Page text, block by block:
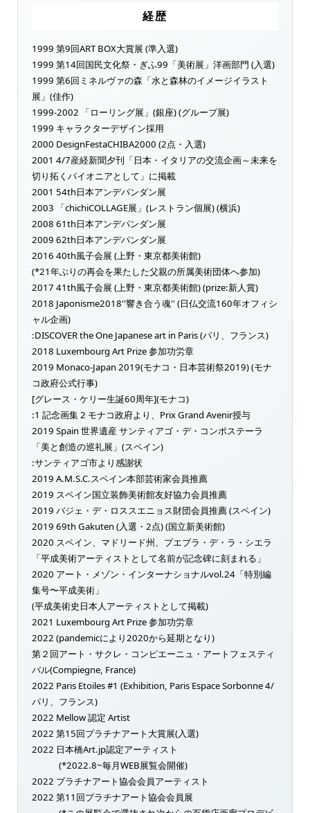
経歴
1999 第9回ART BOX大賞展 (準入選)
1999 第14回国民文化祭・ぎふ99「美術展」洋画部門 (入選)
1999 第6回ミネルヴァの森「水と森林のイメージイラスト
展」(佳作)
1999-2002 「ローリング展」(銀座) (グループ展)
1999 キャラクターデザイン採用
2000 DesignFestaCHIBA2000 (2点・入選)
2001 4/7産経新聞夕刊「日本・イタリアの交流企画～未来を
切り拓くパイオニアとして」に掲載
2001 54th日本アンデパンダン展
2003 「chichiCOLLAGE展」(レストラン個展) (横浜)
2008 61th日本アンデパンダン展
2009 62th日本アンデパンダン展
2016 40th風子会展 (上野・東京都美術館)
(*21年ぶりの再会を果たした父親の所属美術団体へ参加)
2017 41th風子会展 (上野・東京都美術館) (prize:新人賞)
2018 Japonisme2018''響き合う魂'' (日仏交流160年オフィシ
ャル企画)
:DISCOVER the One Japanese art in Paris (パリ、フランス)
2018 Luxembourg Art Prize 参加功労章
2019 Monaco-Japan 2019(モナコ・日本芸術祭2019) (モナ
コ政府公式行事)
[グレース・ケリー生誕60周年](モナコ)
:1 記念画集 2 モナコ政府より、Prix Grand Avenir授与
2019 Spain 世界遺産 サンティアゴ・デ・コンポステーラ
「美と創造の巡礼展」(スペイン)
:サンティアゴ市より感謝状
2019 A.M.S.C.スペイン本部芸術家会員推薦
2019 スペイン国立装飾美術館友好協力会員推薦
2019 バジェ・デ・ロススエニョス財団会員推薦 (スペイン)
2019 69th Gakuten (入選・2点) (国立新美術館)
2020 スペイン、マドリード州、プエブラ・デ・ラ・シエラ
「平成美術アーティストとして名前が記念碑に刻まれる」
2020 アート・メゾン・インターナショナルvol.24「特別編
集号〜平成美術」
(平成美術史日本人アーティストとして掲載)
2021 Luxembourg Art Prize 参加功労章
2022 (pandemicにより2020から延期となり)
第２回アート・サクレ・コンピエーニュ・アートフェスティ
バル(Compiegne, France)
2022 Paris Etoiles #1 (Exhibition, Paris Espace Sorbonne 4/
パリ、フランス)
2022 Mellow 認定 Artist
2022 第15回プラチナアート大賞展(入選)
2022 日本橋Art.jp認定アーティスト
(*2022.8~毎月WEB展覧会開催)
2022 プラチナアート協会会員アーティスト
2022 第11回プラチナアート協会会員展